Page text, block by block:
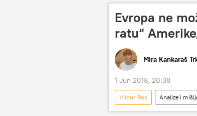
Evropa ne
ratu“
Mira Kankaraš
1 Jun 2018, 20:38
Vilbur Ros Analize i
Donald Tramp